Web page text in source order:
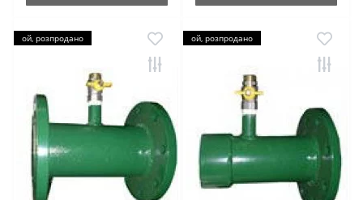
ой, розпродано ой, розпродано